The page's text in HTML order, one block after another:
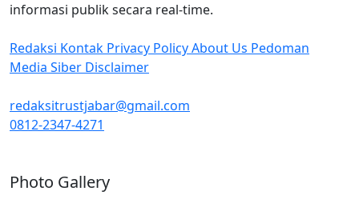
informasi publik secara real-time.
Redaksi Kontak Privacy PolicyAbout Us Pedoman
Media Siber Disclaimer
redaksitrustjabar@gmail.com
0812-2347-4271
Photo Gallery